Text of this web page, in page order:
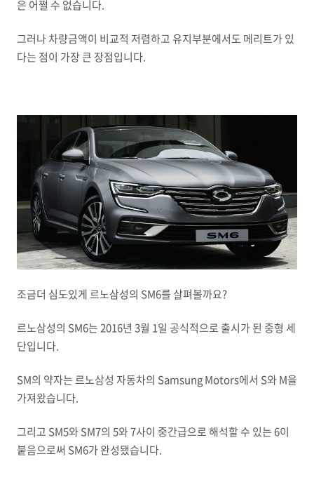
은 어쩔 수 없습니다.
그러나 차량금액이 비교적 저렴하고 유지부분에서도 메리트가 있
다는 점이 가장 큰 장점입니다.
조금더 심도있게 르노삼성의 SM6를 살펴볼까요?
르노삼성의 SM6는 2016년 3월 1일 공식적으로 출시가 된 중형 세
단입니다.
SM의 약자는 르노삼성 자동차의 Samsung Motors에서 S와 M을
가져왔습니다.
그리고 SM5와 SM7의 5와 7사이 중간급으로 해석할 수 있는 6이
붙음으로써 SM6가 완성됐습니다.